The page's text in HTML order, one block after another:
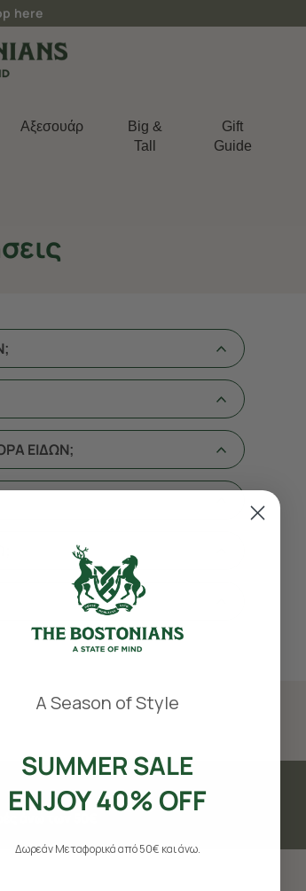
here
Aξεσουάρ
Big &
Tall
Gift
Guide
ΕΙΔΩΝ;
άνω των 50€
A Season of Style
SUMMER SALE
ENJOY 40% OFF
Δωρεάν Μεταφορικά από 50€ και άνω.